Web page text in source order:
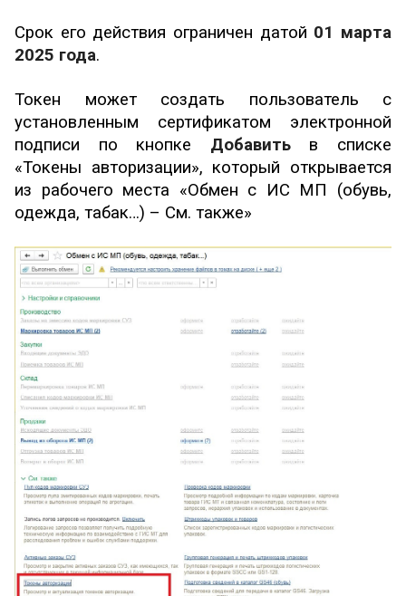
Срок его действия ограничен датой 01 марта
2025 года.
Токен может создать пользователь с
установленным сертификатом электронной
подписи по кнопке Добавитьв списке
«Токены авторизации», который открывается
из рабочего места «Обмен с ИС МП (обувь,
одежда, табак…) – См. также»